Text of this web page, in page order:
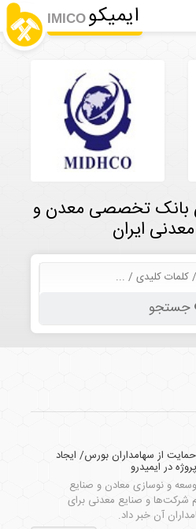
ایمیکو IMICO
بانک تخصصی معدن و
ایران
جستجو
از سهامداران بورس/ ایجاد
در ایمیدرو
و نوسازی معادن و صنایع
شرکت‌ها و صنایع معدنی برای
آن خبر داد.